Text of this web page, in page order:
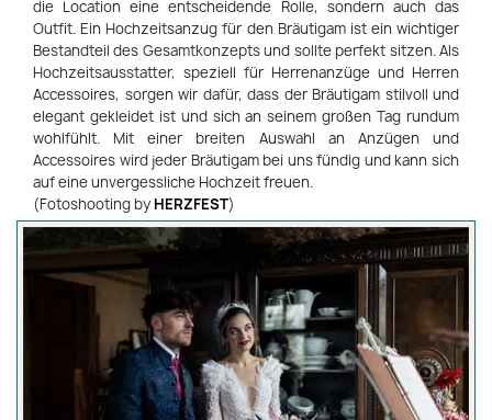
die Location eine entscheidende Rolle, sondern auch das
Outfit. Ein Hochzeitsanzug für den Bräutigam ist ein wichtiger
Bestandteil des Gesamtkonzepts und sollte perfekt sitzen. Als
Hochzeitsausstatter, speziell für Herrenanzüge und Herren
Accessoires, sorgen wir dafür, dass der Bräutigam stilvoll und
elegant gekleidet ist und sich an seinem großen Tag rundum
wohlfühlt. Mit einer breiten Auswahl an Anzügen und
Accessoires wird jeder Bräutigam bei uns fündig und kann sich
auf eine unvergessliche Hochzeit freuen.
(Fotoshooting by HERZFEST)